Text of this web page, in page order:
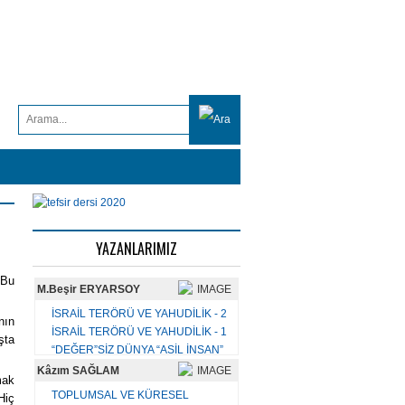
Bu
YAZANLARIMIZ
M.Beşir ERYARSOY
İSRAİL TERÖRÜ VE YAHUDİLİK - 2
İSRAİL TERÖRÜ VE YAHUDİLİK - 1
“DEĞER”SİZ DÜNYA “ASİL İNSAN”
BAYRAM TEBRİĞİ YERİNE
KİTAB-MÎZÂN-DEMİR
Kâzım SAĞLAM
TOPLUMSAL VE KÜRESEL